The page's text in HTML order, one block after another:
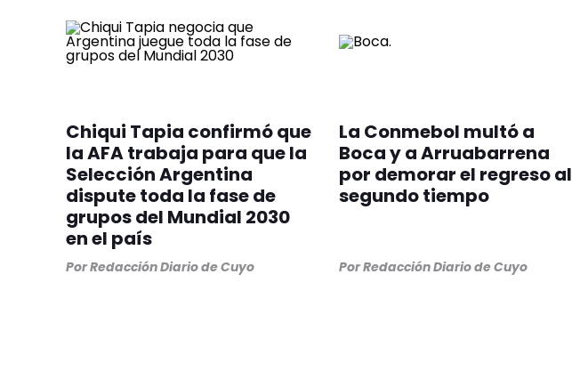
Chiqui Tapia confirmó que
la AFA trabaja para que la
Selección Argentina
dispute toda la fase de
grupos del Mundial 2030
en el país
PorRedacción Diario de Cuyo
La Conmebol multó a
Boca y a Arruabarrena
por demorar el regreso al
segundo tiempo
PorRedacción Diario de Cuyo